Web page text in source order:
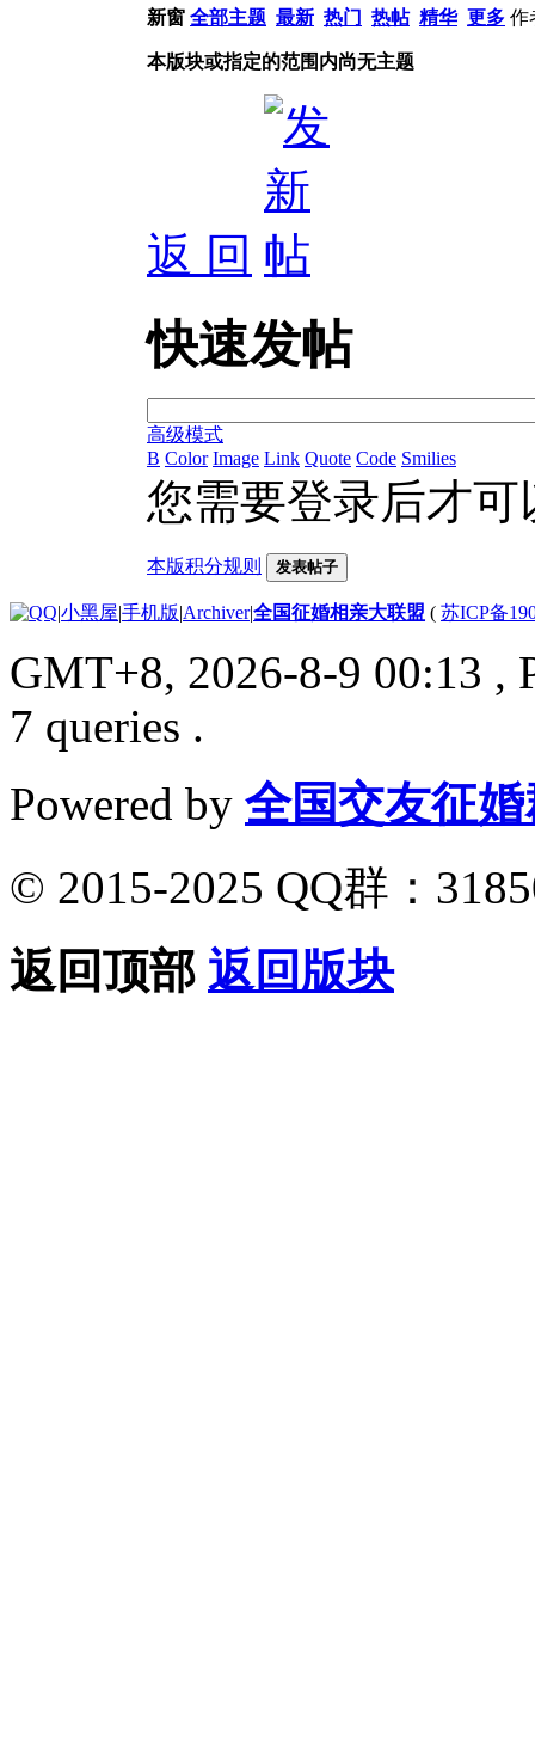
新窗 全部主题 最新 热门 热帖 精华 更多 作
本版块或指定的范围内尚无主题
返 回
快速发帖
高级模式
B Color Image Link Quote Code Smilies
您需要登录后才
本版积分规则 发表帖子
|小黑屋|手机版|Archiver|全国征婚相亲大联盟 ( 苏ICP备
GMT+8, 2026-8-9 00:13 ,
7 queries .
Powered by 全国交友征婚
© 2015-2025 QQ群：
返回顶部 返回版块